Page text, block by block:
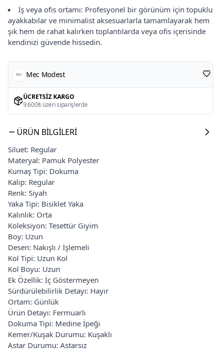
İş veya ofis ortamı: Profesyonel bir görünüm için topuklu
ayakkabılar ve minimalist aksesuarlarla tamamlayarak hem
şık hem de rahat kalırken toplantılarda veya ofis içerisinde
kendinizi güvende hissedin.
Mec Modest
ÜCRETSIZ KARGO
9.600₺ üzeri siparişlerde
ÜRÜN BILGILERI
Siluet: Regular
Materyal: Pamuk Polyester
Kumaş Tipi: Dokuma
Kalıp: Regular
Renk: Siyah
Yaka Tipi: Bisiklet Yaka
Kalınlık: Orta
Koleksiyon: Tesettür Giyim
Boy: Uzun
Desen: Nakışlı / İşlemeli
Kol Tipi: Uzun Kol
Kol Boyu: Uzun
Ek Özellik: İç Göstermeyen
Sürdürülebilirlik Detayı: Hayır
Ortam: Günlük
Ürün Detayı: Fermuarlı
Dokuma Tipi: Medine İpeği
Kemer/Kuşak Durumu: Kuşaklı
Astar Durumu: Astarsız